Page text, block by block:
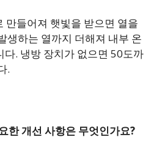
만들어져 햇빛을 받으면 열을
생하는 열까지 더해져 내부 온
다. 냉방 장치가 없으면 50도까
.
한 개선 사항은 무엇인가요?